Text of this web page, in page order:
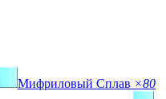
Мифриловый Сплав ×80